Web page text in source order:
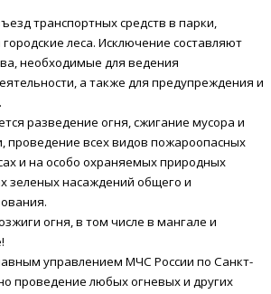
транспортных средств в парки,
леса. Исключение составляют
необходимые для ведения
а также для предупреждения и
разведение огня, сжигание мусора и
проведение всех видов пожароопасных
и на особо охраняемых природных
зеленых насаждений общего и
огня, в том числе в мангале и
управлением МЧС России по Санкт-
проведение любых огневых и других